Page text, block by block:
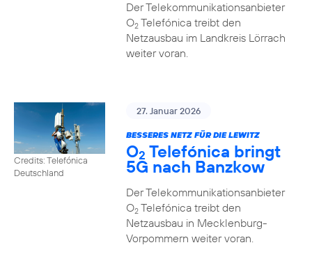
Der Telekommunikationsanbieter
O2Telefónica treibt den
Netzausbau im Landkreis Lörrach
weiter voran.
Credits: Telefónica
Deutschland
27. Januar 2026
BESSERES NETZ FÜR DIE LEWITZ
O2 Telefónica bringt
5G nach Banzkow
Der Telekommunikationsanbieter
O2Telefónica treibt den
Netzausbau in Mecklenburg-
Vorpommern weiter voran.